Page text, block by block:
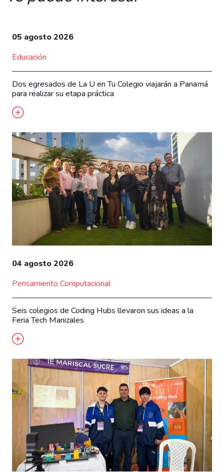
05 agosto 2026
Educación
Dos egresados de La U en Tu Colegio viajarán a Panamá
para realizar su etapa práctica
04 agosto 2026
Pensamiento Computacional
Seis colegios de Coding Hubs llevaron sus ideas a la
Feria Tech Manizales